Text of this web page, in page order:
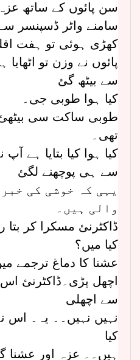
سن پائوں کے ساتھ
سامنے واٹر ڈسپنسر
کھڑی ہوئی تو ہفت
پائوں نے وزن تو
سے بیٹھ گئ
کیا ہوا طوبی جی۔
طوبی ساکت سی
تھی۔
کیا ہوا کیا بتایا ہے
سے ہی پوچھنے لگئ
یہی کہ خوشی کی
والی ہیں۔
ڈاکٹرنئ مسکرا کر بتا
کیا میں؟
عشنا کا دماغ ترجمے
اچھل پڑی۔ڈاکٹرنئ
سے اچھلی
نہیں نہیں۔۔ یہ۔ اس
کیا
ہیں۔۔ عزہ اور عشنا